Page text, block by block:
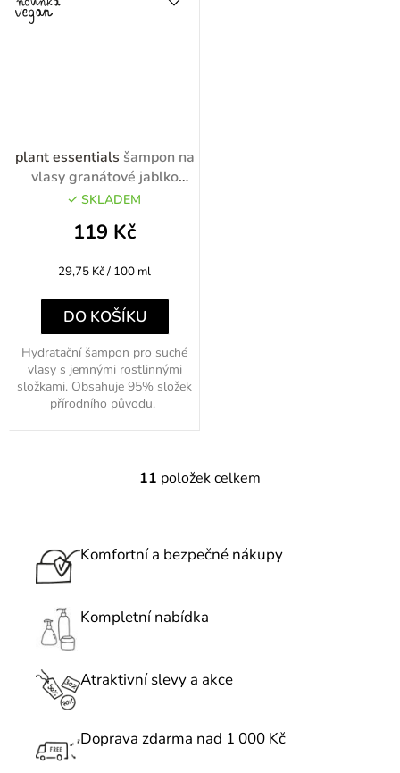
plant essentials šampon na
vlasy granátové jablko
400ml
SKLADEM
119 Kč
Měrná
29,75 Kč / 100 ml
DO KOŠÍKU
Hydratační šampon pro suché
vlasy s jemnými rostlinnými
složkami. Obsahuje 95% složek
přírodního původu.
O
á
c
r
y
11 položek celkem
Komfortní a bezpečné nákupy
Kompletní nabídka
Atraktivní slevy a akce
Doprava zdarma nad 1 000 Kč